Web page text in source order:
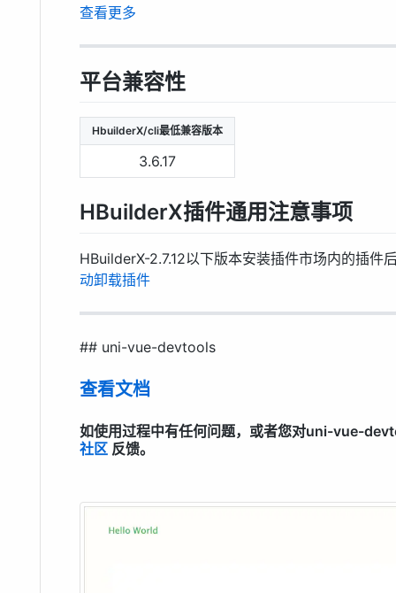
查看更多
平台兼容性
HbuilderX/cli最低兼容版本
3.6.17
HBuilderX插件通用注意事项
HBuilderX-2.7.12以下版本安装插件市场内的插件
动卸载插件
## uni-vue-devtools
查看文档
如使用过程中有任何问题，或者您对uni-vue-
社区 反馈。